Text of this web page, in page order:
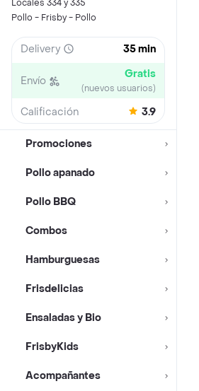
Locales 334 y 335
Pollo - Frisby - Pollo
Delivery 35 min
Envío Gratis
(nuevos usuarios)
Calificación 3.9
Promociones
Pollo apanado
Pollo BBQ
Combos
Hamburguesas
Frisdelicias
Ensaladas y Bio
FrisbyKids
Acompañantes